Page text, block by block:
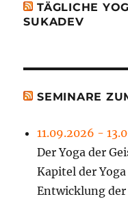
TÄGLICHE
SUKADEV
SEMINARE
11.09.2026 -
Der Yoga der
Kapitel der
Entwicklung